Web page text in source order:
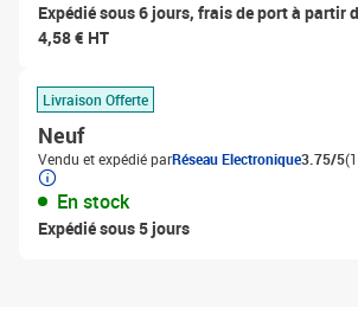
Expédié sous 6 jours, frais de port à partir
4,58 € HT
Livraison Offerte
Neuf
Vendu et expédié parRéseau Electronique3.75/5
En stock
Expédié sous 5 jours